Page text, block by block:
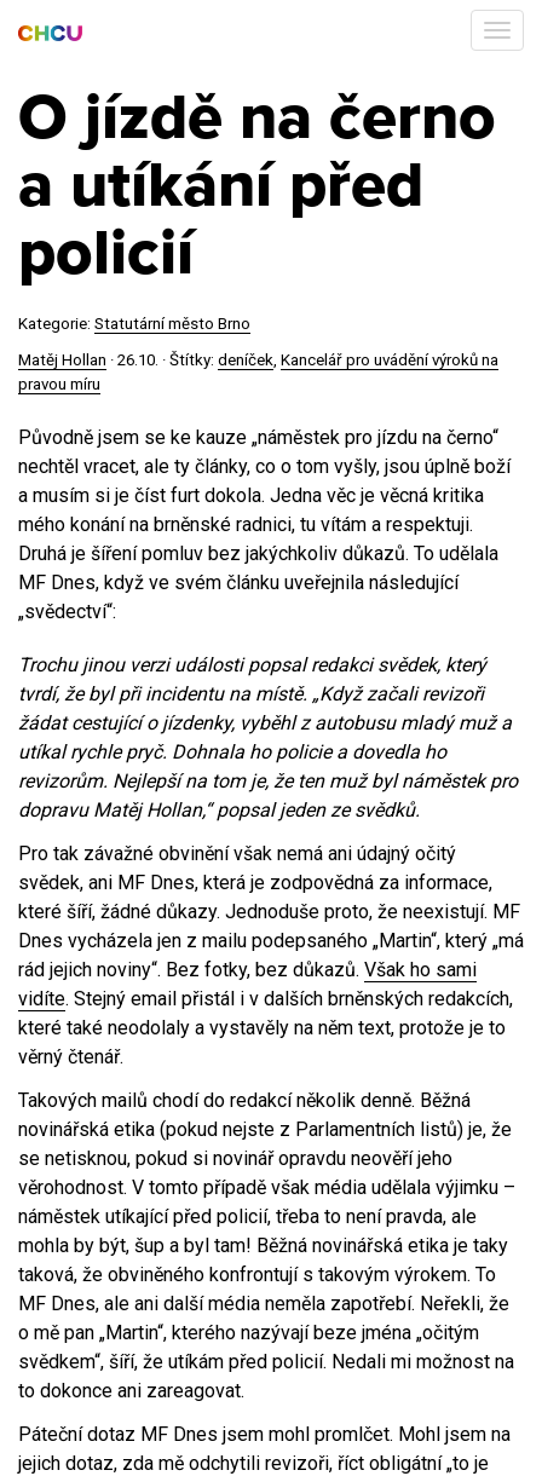
O jízdě na černo
a utíkání před
policií
Kategorie: Statutární město Brno
Matěj Hollan · 26.10. · Štítky: deníček, Kancelář pro uvádění výroků na
pravou míru
Původně jsem se ke kauze „náměstek pro jízdu na černo“
nechtěl vracet, ale ty články, co o tom vyšly, jsou úplně boží
a musím si je číst furt dokola. Jedna věc je věcná kritika
mého konání na brněnské radnici, tu vítám a respektuji.
Druhá je šíření pomluv bez jakýchkoliv důkazů. To udělala
MF Dnes, když ve svém článku uveřejnila následující
„svědectví“:
Trochu jinou verzi události popsal redakci svědek, který
tvrdí, že byl při incidentu na místě. „Když začali revizoři
žádat cestující o jízdenky, vyběhl z autobusu mladý muž a
utíkal rychle pryč. Dohnala ho policie a dovedla ho
revizorům. Nejlepší na tom je, že ten muž byl náměstek pro
dopravu Matěj Hollan,“ popsal jeden ze svědků.
Pro tak závažné obvinění však nemá ani údajný očitý
svědek, ani MF Dnes, která je zodpovědná za informace,
které šíří, žádné důkazy. Jednoduše proto, že neexistují. MF
Dnes vycházela jen z mailu podepsaného „Martin“, který „má
rád jejich noviny“. Bez fotky, bez důkazů. Však ho sami
vidíte. Stejný email přistál i v dalších brněnských redakcích,
které také neodolaly a vystavěly na něm text, protože je to
věrný čtenář.
Takových mailů chodí do redakcí několik denně. Běžná
novinářská etika (pokud nejste z Parlamentních listů) je, že
se netisknou, pokud si novinář opravdu neověří jeho
věrohodnost. V tomto případě však média udělala výjimku –
náměstek utíkající před policií, třeba to není pravda, ale
mohla by být, šup a byl tam! Běžná novinářská etika je taky
taková, že obviněného konfrontují s takovým výrokem. To
MF Dnes, ale ani další média neměla zapotřebí. Neřekli, že
o mě pan „Martin“, kterého nazývají beze jména „očitým
svědkem“, šíří, že utíkám před policií. Nedali mi možnost na
to dokonce ani zareagovat.
Páteční dotaz MF Dnes jsem mohl promlčet. Mohl jsem na
jejich dotaz, zda mě odchytili revizoři, říct obligátní „to je